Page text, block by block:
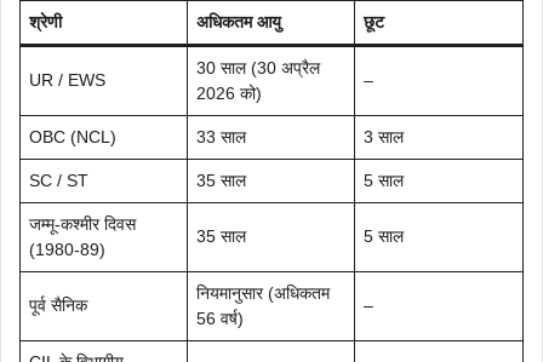
श्रेणी अधिकतम आयु छूट
UR / EWS
30 साल (30 अप्रैल
2026 को)
–
OBC (NCL) 33 साल 3 साल
SC / ST 35 साल 5 साल
जम्मू-कश्मीर दिवस
(1980-89)
35 साल 5 साल
पूर्व सैनिक
नियमानुसार (अधिकतम
56 वर्ष)
–